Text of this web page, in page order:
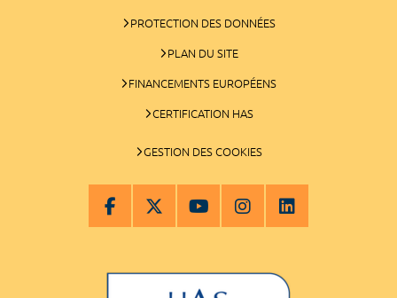
PROTECTION DES DONNÉES
PLAN DU SITE
FINANCEMENTS EUROPÉENS
CERTIFICATION HAS
GESTION DES COOKIES